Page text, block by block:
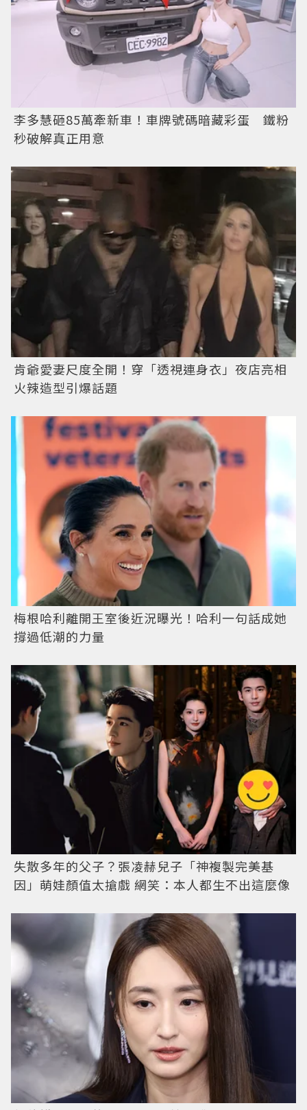
李多慧砸85萬牽新車！車牌號碼暗藏彩蛋 鐵粉
秒破解真正用意
肯爺愛妻尺度全開！穿「透視連身衣」夜店亮相
火辣造型引爆話題
梅根哈利離開王室後近況曝光！哈利一句話成她
撐過低潮的力量
失散多年的父子？張凌赫兒子「神複製完美基
因」萌娃顏值太搶戲 網笑：本人都生不出這麼像